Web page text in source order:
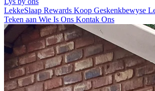
LekkeSlaap Rewards Koop Geskenkbewyse
Teken aan Wie Is Ons Kontak Ons